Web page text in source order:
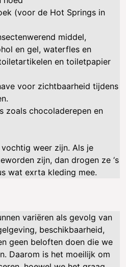
(voor de Hot Springs in
middel,
en gel, waterfles en
en toiletpapier
voor zichtbaarheid tijdens
zoals chocoladerepen en
weer zijn. Als je
zijn, dan drogen ze ‘s
wat exrta kleding mee.
variëren als gevolg van
beschikbaarheid,
geen beloften doen die we
Daarom is het moeilijk om